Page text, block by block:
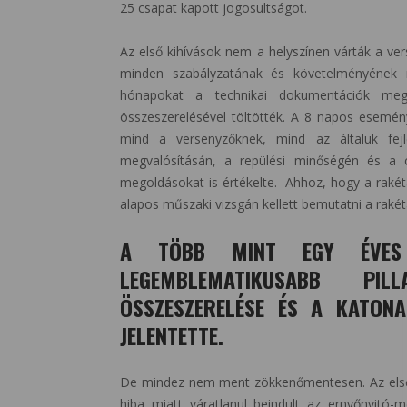
25 csapat kapott jogosultságot.
Az első kihívások nem a helyszínen várták a
minden szabályzatának és
hónapokat a technikai dokumentációk
összeszerelésével töltötték. A 8 napos
mind a versenyzőknek, mind az általuk
megvalósításán, a repülési minőségén és
megoldásokat is értékelte. Ahhoz, hogy a
alapos műszaki vizsgán kellett bemutatni a
A TÖBB MINT EGY ÉVES
LEGEMBLEMATIKUSABB
ÖSSZESZERELÉSE ÉS A
JELENTETTE.
De mindez nem ment zökkenőmentesen. Az